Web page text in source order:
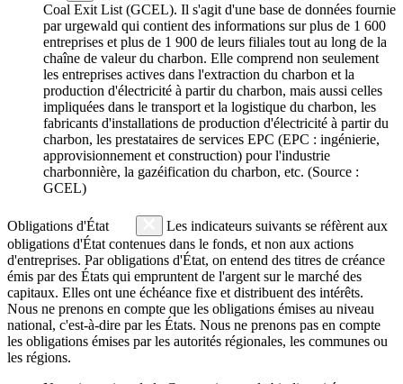
Coal Exit List (GCEL). Il s'agit d'une base de données fournie
par urgewald qui contient des informations sur plus de 1 600
entreprises et plus de 1 900 de leurs filiales tout au long de la
chaîne de valeur du charbon. Elle comprend non seulement
les entreprises actives dans l'extraction du charbon et la
production d'électricité à partir du charbon, mais aussi celles
impliquées dans le transport et la logistique du charbon, les
fabricants d'installations de production d'électricité à partir du
charbon, les prestataires de services EPC (EPC : ingénierie,
approvisionnement et construction) pour l'industrie
charbonnière, la gazéification du charbon, etc. (Source :
GCEL)
Obligations d'État
Les indicateurs suivants se réfèrent aux
obligations d'État contenues dans le fonds, et non aux actions
d'entreprises. Par obligations d'État, on entend des titres de créance
émis par des États qui empruntent de l'argent sur le marché des
capitaux. Elles ont une échéance fixe et distribuent des intérêts.
Nous ne prenons en compte que les obligations émises au niveau
national, c'est-à-dire par les États. Nous ne prenons pas en compte
les obligations émises par les autorités régionales, les communes ou
les régions.